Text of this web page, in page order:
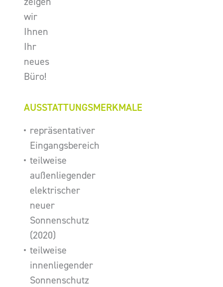
wir
Ihnen
Ihr
neues
Büro!
AUSSTATTUNGSMERKMALE
repräsentativer
Eingangsbereich
teilweise
außenliegender
elektrischer
neuer
Sonnenschutz
(2020)
teilweise
innenliegender
Sonnenschutz